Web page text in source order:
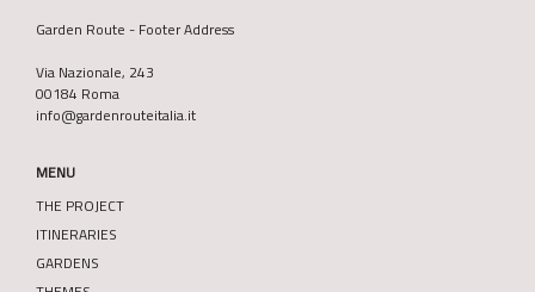
Garden Route - Footer Address
Via Nazionale, 243
00184 Roma
info@gardenrouteitalia.it
MENU
THE PROJECT
ITINERARIES
GARDENS